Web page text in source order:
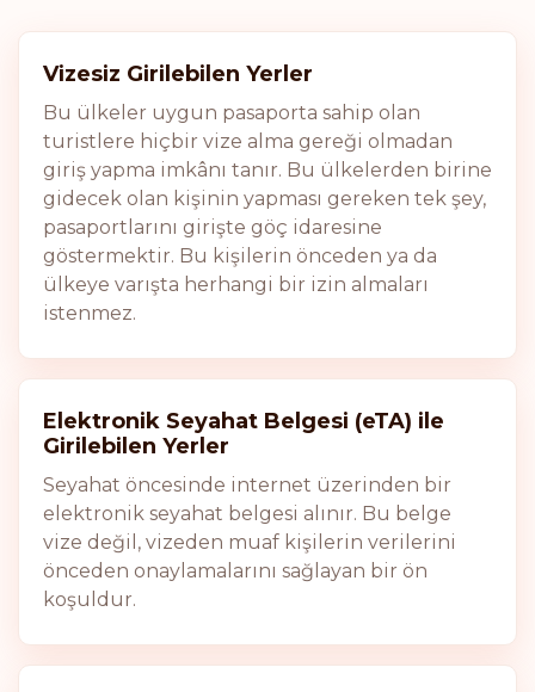
Vizesiz Girilebilen Yerler
Bu ülkeler uygun pasaporta sahip olan
turistlere hiçbir vize alma gereği olmadan
giriş yapma imkânı tanır. Bu ülkelerden birine
gidecek olan kişinin yapması gereken tek şey,
pasaportlarını girişte göç idaresine
göstermektir. Bu kişilerin önceden ya da
ülkeye varışta herhangi bir izin almaları
istenmez.
Elektronik Seyahat Belgesi (eTA) ile
Girilebilen Yerler
Seyahat öncesinde internet üzerinden bir
elektronik seyahat belgesi alınır. Bu belge
vize değil, vizeden muaf kişilerin verilerini
önceden onaylamalarını sağlayan bir ön
koşuldur.